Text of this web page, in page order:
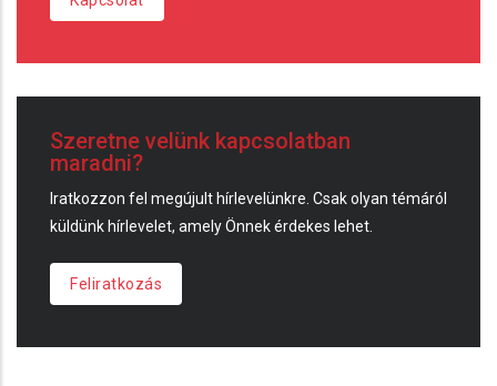
Szeretne velünk kapcsolatban
maradni?
Iratkozzon fel megújult hírlevelünkre. Csak olyan témáról
küldünk hírlevelet, amely Önnek érdekes lehet.
Feliratkozás